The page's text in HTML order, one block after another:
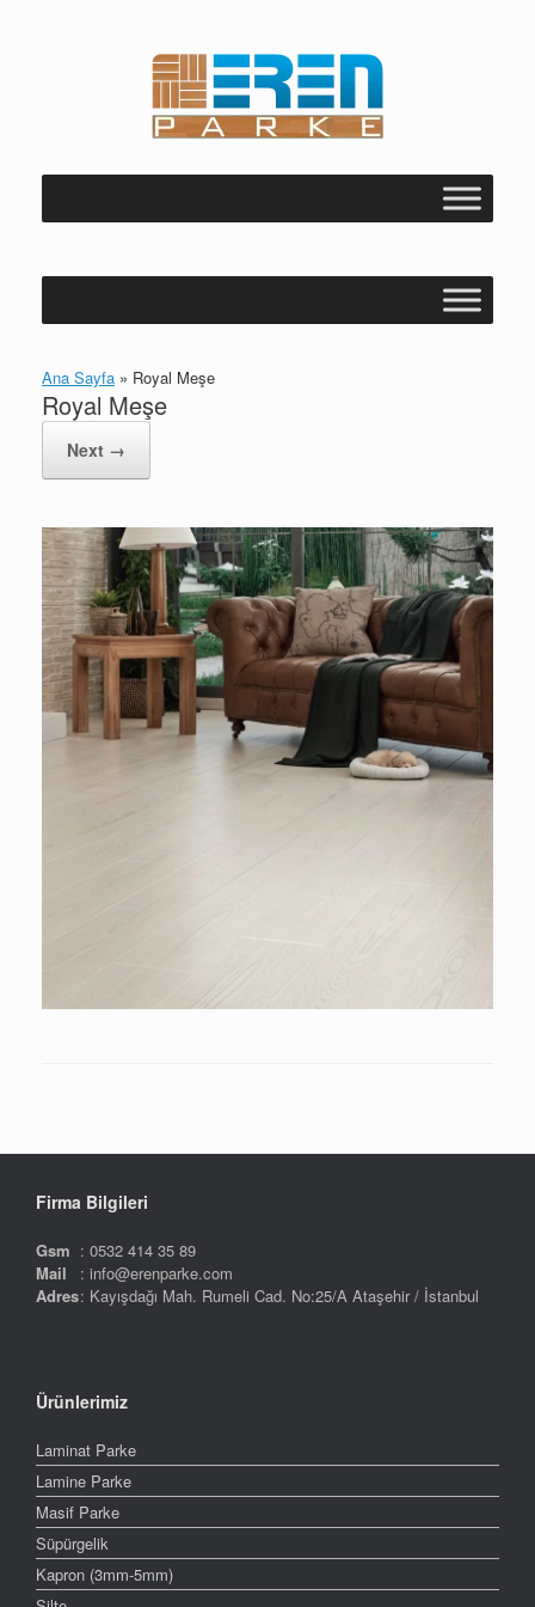
Ana Sayfa » Royal Meşe
Royal Meşe
Next →
Firma Bilgileri
Gsm : 0532 414 35 89
Mail
: info@erenparke.com
Adres: Kayışdağı Mah. Rumeli Cad. No:25/A Ataşehir / İstanbul
Ürünlerimiz
Laminat Parke
Lamine Parke
Masif Parke
Süpürgelik
Kapron (3mm-5mm)